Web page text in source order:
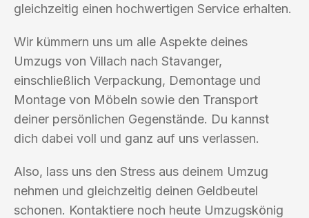
gleichzeitig einen hochwertigen Service erhalten.
Wir kümmern uns um alle Aspekte deines
Umzugs von Villach nach Stavanger,
einschließlich Verpackung, Demontage und
Montage von Möbeln sowie den Transport
deiner persönlichen Gegenstände. Du kannst
dich dabei voll und ganz auf uns verlassen.
Also, lass uns den Stress aus deinem Umzug
nehmen und gleichzeitig deinen Geldbeutel
schonen. Kontaktiere noch heute Umzugskönig